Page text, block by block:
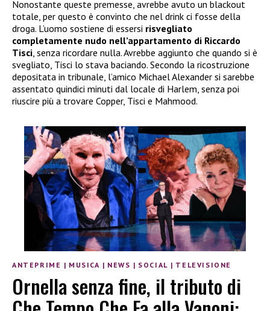
Nonostante queste premesse, avrebbe avuto un blackout
totale, per questo è convinto che nel drink ci fosse della
droga. L’uomo sostiene di essersi risvegliato
completamente nudo nell’appartamento di Riccardo
Tisci , senza ricordare nulla. Avrebbe aggiunto che quando si è
svegliato, Tisci lo stava baciando. Secondo la ricostruzione
depositata in tribunale, l’amico Michael Alexander si sarebbe
assentato quindici minuti dal locale di Harlem, senza poi
riuscire più a trovare Copper, Tisci e Mahmood.
ANTEPRIME | MUSICA | NEWS | SOCIAL | TELEVISIONE
Ornella senza fine, il tributo di